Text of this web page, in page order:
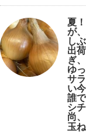
夏
が
し
出
ぎ
ゆ
サ
い
誰
シ
尚
玉